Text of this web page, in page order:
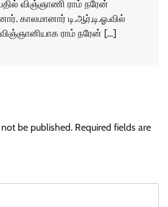
விஞ்ஞாணி ராம் நரேன்
காலமானார் டி.ஆர்.டி.ஓ.வில்
ராம் நரேன் […]
be published. Required fields are